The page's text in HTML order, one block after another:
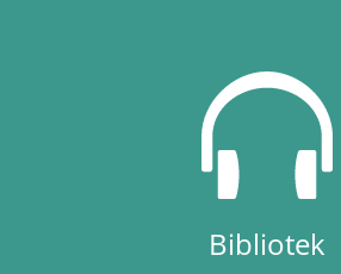
Bibliotek